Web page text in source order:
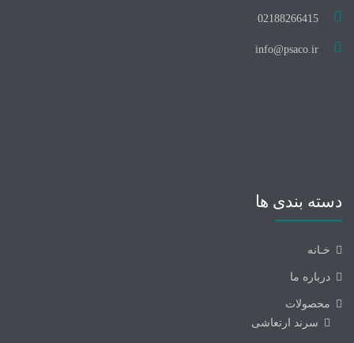
02188266415
info@psaco.ir
دسته بندی ها
خـانه
درباره ما
محصولات
سرند ارتعاشی